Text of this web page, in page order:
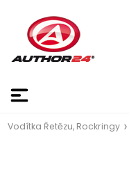
Vodítka Řetězu, Rockringy